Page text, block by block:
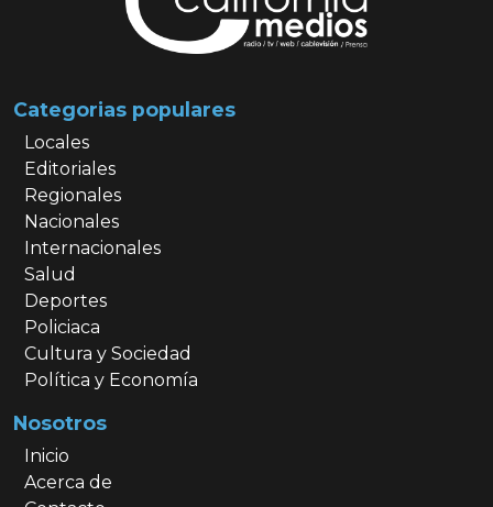
Categorias populares
Locales
Editoriales
Regionales
Nacionales
Internacionales
Salud
Deportes
Policiaca
Cultura y Sociedad
Política y Economía
Nosotros
Inicio
Acerca de